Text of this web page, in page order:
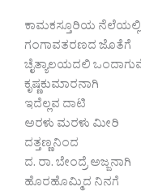
ಕಾಮಕಸ್ತೂರಿಯ ನೆಲೆಯಲ್ಲಿ
ಗಂಗಾವತರಣದ ಜೊತೆಗೆ
ಚೈತ್ಯಾಲಯದಲಿ
ಕೃಷ್ಣಕುಮಾರನಾಗಿ
ಇದೆಲ್ಲವ ದಾಟಿ
ಅರಳು ಮರಳು ಮೀರಿ
ದತ್ತಣ್ಣನಿಂದ
ದ. ರಾ. ಬೇಂದ್ರೆ ಅಜ್ಜನಾಗಿ
ಹೊರಹೊಮ್ಮಿದ ನಿನಗೆ